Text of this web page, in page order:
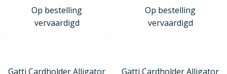
Op bestelling
vervaardigd
Op bestelling
vervaardigd
Gatti Cardholder Alligator Gatti Cardholder Alligator